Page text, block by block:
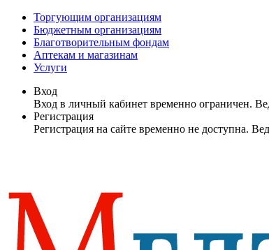
Торгующим организациям
Бюджетным организациям
Благотворительным фондам
Аптекам и магазинам
Услуги
Вход
Вход в личный кабинет временно ограничен.
Регистрация
Регистрация на сайте временно не доступна.